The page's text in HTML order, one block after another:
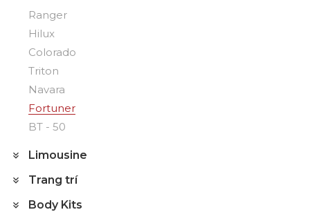
Ranger
Hilux
Colorado
Triton
Navara
Fortuner
BT - 50
Limousine
Trang trí
Body Kits